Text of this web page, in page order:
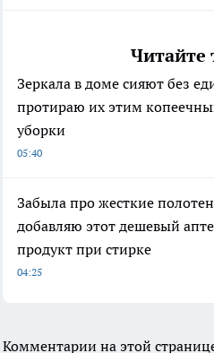
Читайте
Зеркала в доме сияют без
протираю их этим
уборки
05:40
Забыла про жесткие
добавляю этот дешевый
продукт при стирке
04:25
Комментарии на этой